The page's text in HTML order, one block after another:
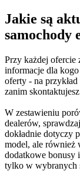
Jakie są
samochody
Przy każdej ofercie
informacje dla kogo
oferty - na
zanim
W zestawieniu
dealerów,
dokładnie dotyczy
model, ale również
dodatkowe bonusy
tylko w wybranych